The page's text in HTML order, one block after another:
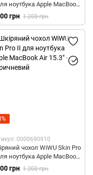
ноутбука Apple MacBook
- Коричневий
грн 1 200 грн
0000690910
чохол WiWU Skin Pro
ноутбука Apple MacBook
- Коричневий
грн 1 200 грн